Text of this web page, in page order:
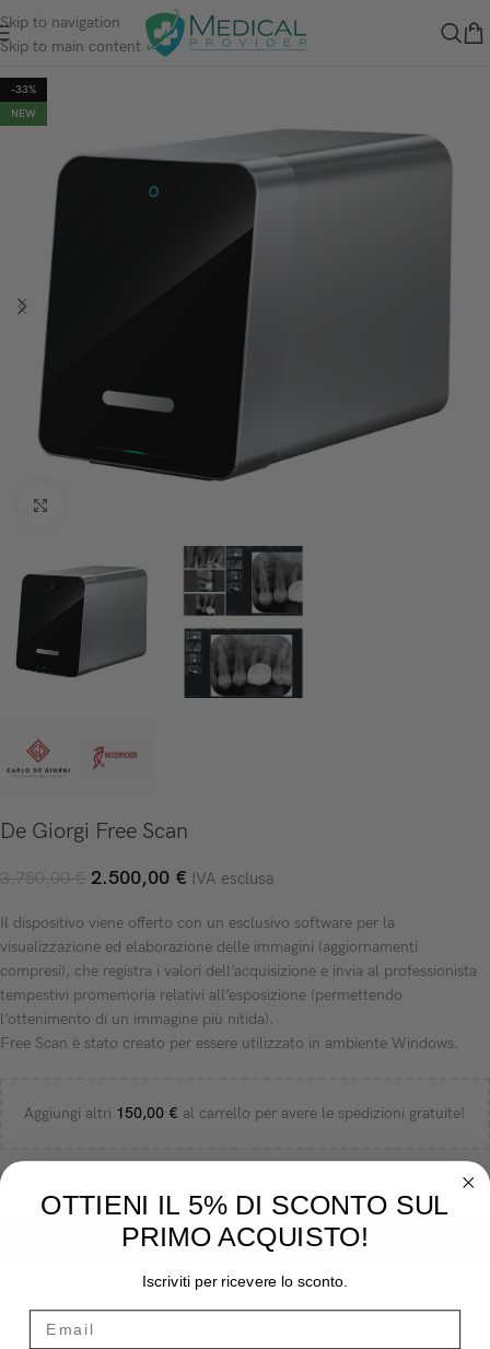
Skip to navigation
Skip to main content
-33%
NEW
De Giorgi Free Scan
3.750,00€ 2.500,00 € IVA esclusa
Il dispositivo viene offerto con un esclusivo software per la
visualizzazione ed elaborazione delle immagini (aggiornamenti
compresi), che registra i valori dell’acquisizione e invia al professionista
tempestivi promemoria relativi all’esposizione (permettendo
l’ottenimento di un immagine più nitida).
Free Scan è stato creato per essere utilizzato in ambiente Windows.
Aggiungi altri 150,00 € al carrello per avere le spedizioni gratuite!
+
AGGIUNGI AL CARRELLO
OTTIENI IL 5% DI SCONTO SUL
PRIMO ACQUISTO!
Iscriviti per ricevere lo sconto.